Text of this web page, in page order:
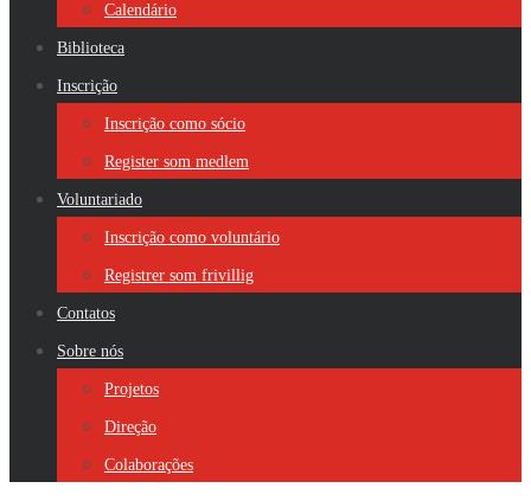
Calendário
Biblioteca
Inscrição
Inscrição como sócio
Register som medlem
Voluntariado
Inscrição como voluntário
Registrer som frivillig
Contatos
Sobre nós
Projetos
Direção
Colaborações